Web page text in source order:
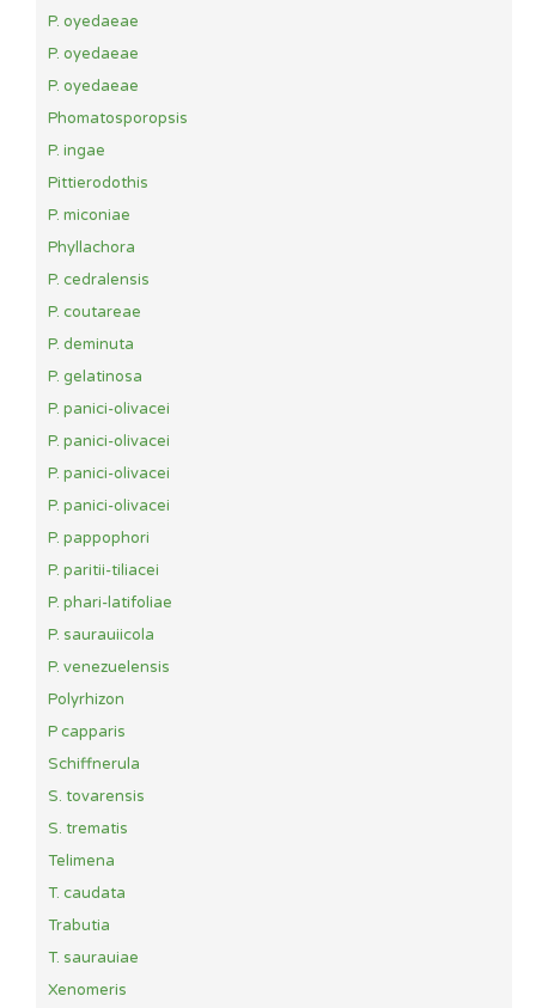
P. oyedaeae
P. oyedaeae
P. oyedaeae
Phomatosporopsis
P. ingae
Pittierodothis
P. miconiae
Phyllachora
P. cedralensis
P. coutareae
P. deminuta
P. gelatinosa
P. panici-olivacei
P. panici-olivacei
P. panici-olivacei
P. panici-olivacei
P. pappophori
P. paritii-tiliacei
P. phari-latifoliae
P. saurauiicola
P. venezuelensis
Polyrhizon
P capparis
Schiffnerula
S. tovarensis
S. trematis
Telimena
T. caudata
Trabutia
T. saurauiae
Xenomeris